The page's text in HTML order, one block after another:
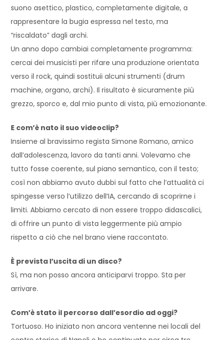
suono asettico, plastico, completamente digitale, a
rappresentare la bugia espressa nel testo, ma
“riscaldato” dagli archi.
Un anno dopo cambiai completamente programma:
cercai dei musicisti per rifare una produzione orientata
verso il rock, quindi sostituii alcuni strumenti (drum
machine, organo, archi). Il risultato è sicuramente più
grezzo, sporco e, dal mio punto di vista, più emozionante.
E com’è nato il suo videoclip?
Insieme al bravissimo regista Simone Romano, amico
dall’adolescenza, lavoro da tanti anni. Volevamo che
tutto fosse coerente, sul piano semantico, con il testo;
così non abbiamo avuto dubbi sul fatto che l’attualità ci
spingesse verso l’utilizzo dell’IA, cercando di scoprirne i
limiti. Abbiamo cercato di non essere troppo didascalici,
di offrire un punto di vista leggermente più ampio
rispetto a ciò che nel brano viene raccontato.
È prevista l’uscita di un disco?
Sì, ma non posso ancora anticiparvi troppo. Sta per
arrivare.
Com’è stato il percorso dall’esordio ad oggi?
Tortuoso. Ho iniziato non ancora ventenne nei locali del